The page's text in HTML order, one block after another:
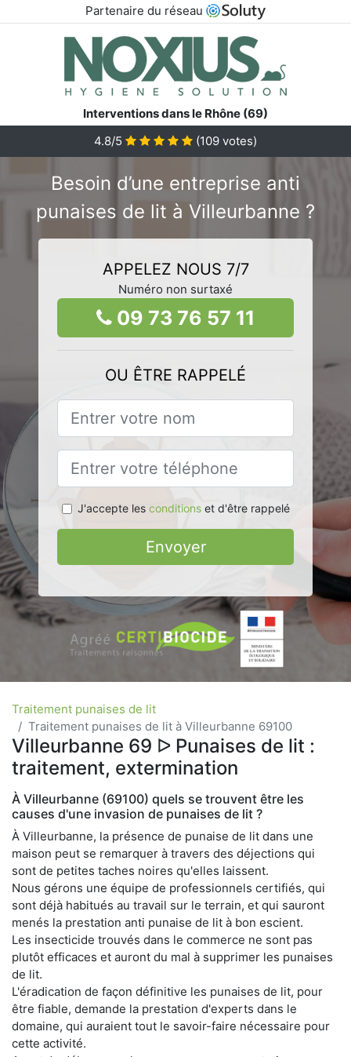
Partenaire du réseau
Interventions dans le Rhône (69)
4.8/5
(109 votes)
Besoin d’une entreprise anti
punaises de lit à Villeurbanne ?
APPELEZ NOUS 7/7
Numéro non surtaxé
09 73 76 57 11
OU ÊTRE RAPPELÉ
J'accepte les conditionset d'être rappelé
Envoyer
Traitement punaises de lit
Traitement punaises de lit à Villeurbanne 69100
Villeurbanne 69 ᐅ Punaises de lit :
traitement, extermination
À Villeurbanne (69100) quels se trouvent être les
causes d'une invasion de punaises de lit ?
À Villeurbanne, la présence de punaise de lit dans une
maison peut se remarquer à travers des déjections qui
sont de petites taches noires qu'elles laissent.
Nous gérons une équipe de professionnels certifiés, qui
sont déjà habitués au travail sur le terrain, et qui sauront
menés la prestation anti punaise de lit à bon escient.
Les insecticide trouvés dans le commerce ne sont pas
plutôt efficaces et auront du mal à supprimer les punaises
de lit.
L'éradication de façon définitive les punaises de lit, pour
être fiable, demande la prestation d'experts dans le
domaine, qui auraient tout le savoir-faire nécessaire pour
cette activité.